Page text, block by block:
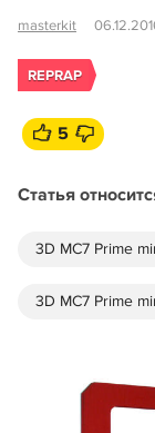
masterkit
REPRAP
5
Статья
3D MC7 Prime
3D MC7 Prime